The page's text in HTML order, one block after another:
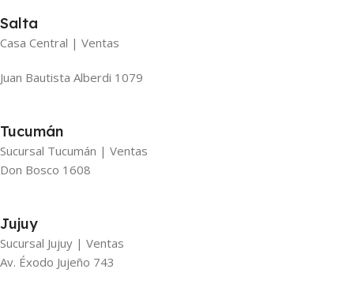
Salta
Casa Central | Ventas
Juan Bautista Alberdi 1079
Tucumán
Sucursal Tucumán | Ventas
Don Bosco 1608
Jujuy
Sucursal Jujuy | Ventas
Av. Éxodo Jujeño 743